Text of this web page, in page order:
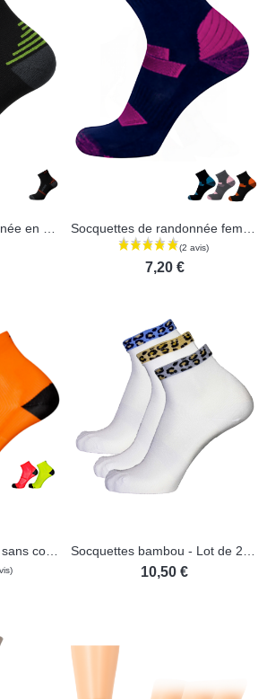
Socquettes de randonnée en bambou et coton peigné Socquettes de randonnée femmes en coton bio
7,20 €
10,50 €